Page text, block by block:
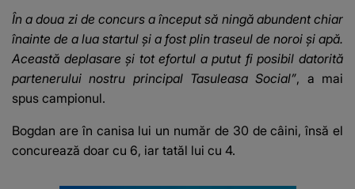
În a doua zi de concurs a început să ningă abundent chiar
înainte de a lua startul și a fost plin traseul de noroi și apă.
Această deplasare și tot efortul a putut fi posibil datorită
partenerului nostru principal Tasuleasa Social”, a mai
spus campionul.
Bogdan are în canisa lui un număr de 30 de câini, însă el
concurează doar cu 6, iar tatăl lui cu 4.